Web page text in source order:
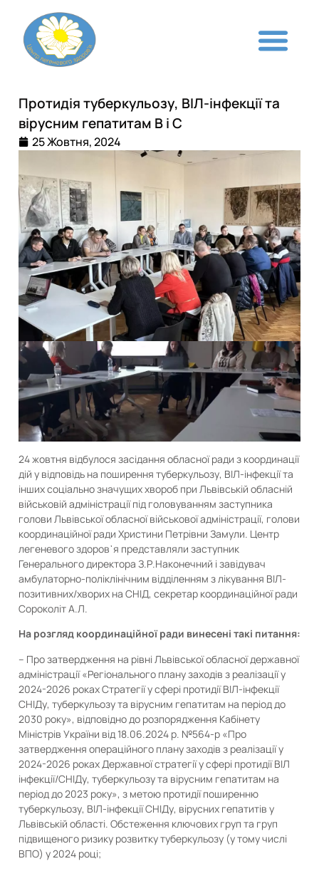
Протидія туберкульозу, ВІЛ-інфекції та
вірусним гепатитам В і С
25 Жовтня, 2024
24 жовтня відбулося засідання обласної ради з координації
дій у відповідь на поширення туберкульозу, ВІЛ-інфекції та
інших соціально значущих хвороб при Львівській обласній
військовій адміністрації під головуванням заступника
голови Львівської обласної військової адміністрації, голови
координаційної ради Христини Петрівни Замули. Центр
легеневого здоров᾿я представляли заступник
Генерального директора З.Р.Наконечний і завідувач
амбулаторно-поліклінічним відділенням з лікування ВІЛ-
позитивних/хворих на СНІД, секретар координаційної ради
Сороколіт А.Л.
На розгляд координаційної ради винесені такі питання:
– Про затвердження на рівні Львівської обласної державної
адміністрації «Регіонального плану заходів з реалізації у
2024-2026 роках Стратегії у сфері протидії ВІЛ-інфекції
СНІДу, туберкульозу та вірусним гепатитам на період до
2030 року», відповідно до розпорядження Кабінету
Міністрів України від 18.06.2024 р. №564-р «Про
затвердження операційного плану заходів з реалізації у
2024-2026 роках Державної стратегії у сфері протидії ВІЛ
інфекції/СНІДу, туберкульозу та вірусним гепатитам на
період до 2023 року», з метою протидії поширенню
туберкульозу, ВІЛ-інфекції СНІДу, вірусних гепатитів у
Львівській області. Обстеження ключових груп та груп
підвищеного ризику розвитку туберкульозу (у тому числі
ВПО) у 2024 році;